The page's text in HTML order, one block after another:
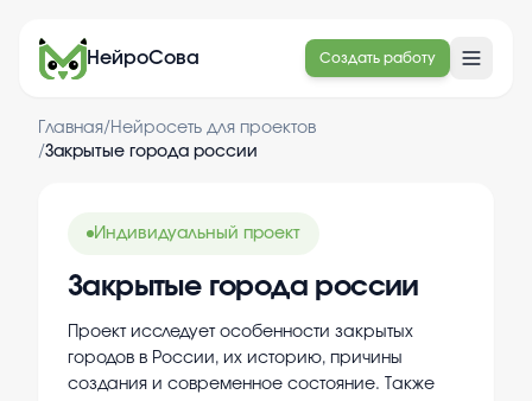
НейроСова Создать работу
Главная/ Нейросеть для проектов
/Закрытые города россии
Индивидуальный проект
Закрытые города россии
Проект исследует особенности закрытых
городов в России, их историю, причины
создания и современное состояние. Также